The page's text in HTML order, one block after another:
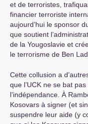
et de terroristes,
financier terroriste
aujourd’hui le sponsor
que soutient
de la Yougoslavie et
le terrorisme de Ben
Cette collusion a
que l’UCK ne se bat pas
l’indépendance. À
Kosovars à signer (et
suspendre leur aide (y